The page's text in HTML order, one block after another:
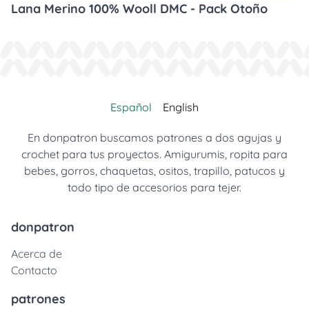
Lana Merino 100% Wooll DMC - Pack Otoño
Español English
En donpatron buscamos patrones a dos agujas y
crochet para tus proyectos. Amigurumis, ropita para
bebes, gorros, chaquetas, ositos, trapillo, patucos y
todo tipo de accesorios para tejer.
donpatron
Acerca de
Contacto
patrones